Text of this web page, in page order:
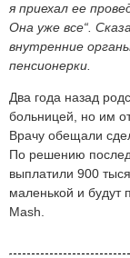
я приехал ее
Она уже все“.
внутренние
пенсионерки.
Два года назад
больницей, но им
Врачу обещали
По решению
выплатили 900
маленькой и будут
Mash.